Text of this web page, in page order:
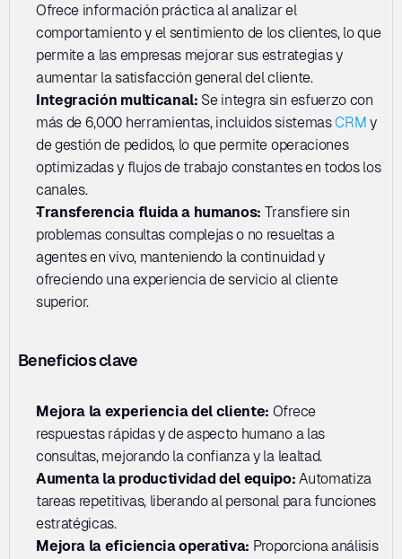
Ofrece información práctica al analizar el
comportamiento y el sentimiento de los clientes, lo que
permite a las empresas mejorar sus estrategias y
aumentar la satisfacción general del cliente.
Integración multicanal: Se integra sin esfuerzo con
más de 6,000 herramientas, incluidos sistemas CRM y
de gestión de pedidos, lo que permite operaciones
optimizadas y flujos de trabajo constantes en todos los
canales.
Transferencia fluida a humanos: Transfiere sin
problemas consultas complejas o no resueltas a
agentes en vivo, manteniendo la continuidad y
ofreciendo una experiencia de servicio al cliente
superior.
Beneficios clave
Mejora la experiencia del cliente: Ofrece
respuestas rápidas y de aspecto humano a las
consultas, mejorando la confianza y la lealtad.
Aumenta la productividad del equipo: Automatiza
tareas repetitivas, liberando al personal para funciones
estratégicas.
Mejora la eficiencia operativa: Proporciona análisis